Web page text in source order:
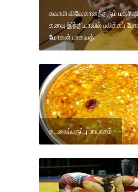
சுவாமி விவேகானந்தரும்
கனவு இந்தியாவில் பலிக்கப்
மோகன் பாகவத்.
கடலைப்பருப்பு பாயாசம்